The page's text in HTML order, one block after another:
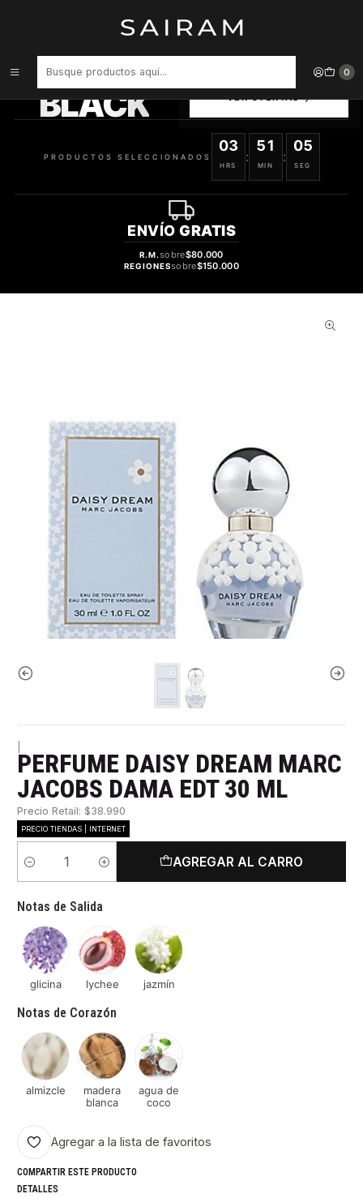
0
Perfume Daisy Dream Marc Jacobs Dama Edt 30 ml
BLACK
SELECCIONADOS
PRODUCTOS SELECCIONADOS
03
HRS
:
51
MIN
:
05
SEG
ENVÍO GRATIS
R.M.sobre$80.000
REGIONESsobre$150.000
PERFUME DAISY DREAM MARC
JACOBS DAMA EDT 30 ML
Precio Retail: $38.990
PRECIO TIENDAS | INTERNET
Cantidad
AGREGAR AL CARRO
Notas de Salida
glicina lychee jazmín
Notas de Corazón
almizcle
madera
blanca
agua de
coco
Agregar a la lista de favoritos
COMPARTIR ESTE PRODUCTO
DETALLES